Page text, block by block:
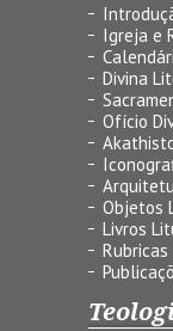
Igreja e
Divina
Ofício
Objetos
Livros
Rubricas